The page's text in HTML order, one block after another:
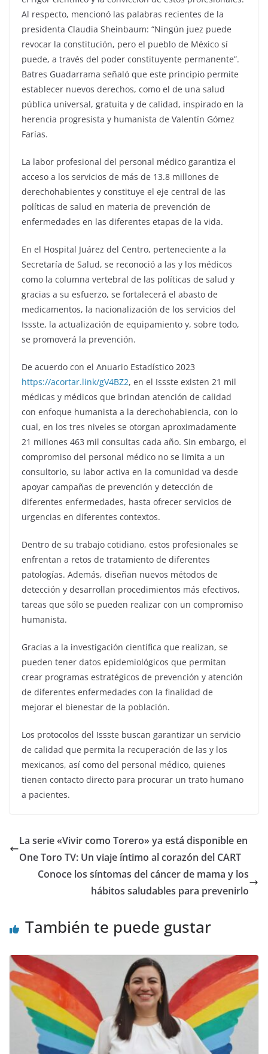
Al respecto, mencionó las palabras recientes de la
presidenta Claudia Sheinbaum: “Ningún juez puede
revocar la constitución, pero el pueblo de México sí
puede, a través del poder constituyente permanente”.
Batres Guadarrama señaló que este principio permite
establecer nuevos derechos, como el de una salud
pública universal, gratuita y de calidad, inspirado en la
herencia progresista y humanista de Valentín Gómez
Farías.
La labor profesional del personal médico garantiza el
acceso a los servicios de más de 13.8 millones de
derechohabientes y constituye el eje central de las
políticas de salud en materia de prevención de
enfermedades en las diferentes etapas de la vida.
En el Hospital Juárez del Centro, perteneciente a la
Secretaría de Salud, se reconoció a las y los médicos
como la columna vertebral de las políticas de salud y
gracias a su esfuerzo, se fortalecerá el abasto de
medicamentos, la nacionalización de los servicios del
Issste, la actualización de equipamiento y, sobre todo,
se promoverá la prevención.
De acuerdo con el Anuario Estadístico 2023
https://acortar.link/gV4BZ2, en el Issste existen 21 mil
médicas y médicos que brindan atención de calidad
con enfoque humanista a la derechohabiencia, con lo
cual, en los tres niveles se otorgan aproximadamente
21 millones 463 mil consultas cada año. Sin embargo, el
compromiso del personal médico no se limita a un
consultorio, su labor activa en la comunidad va desde
apoyar campañas de prevención y detección de
diferentes enfermedades, hasta ofrecer servicios de
urgencias en diferentes contextos.
Dentro de su trabajo cotidiano, estos profesionales se
enfrentan a retos de tratamiento de diferentes
patologías. Además, diseñan nuevos métodos de
detección y desarrollan procedimientos más efectivos,
tareas que sólo se pueden realizar con un compromiso
humanista.
Gracias a la investigación científica que realizan, se
pueden tener datos epidemiológicos que permitan
crear programas estratégicos de prevención y atención
de diferentes enfermedades con la finalidad de
mejorar el bienestar de la población.
Los protocolos del Issste buscan garantizar un servicio
de calidad que permita la recuperación de las y los
mexicanos, así como del personal médico, quienes
tienen contacto directo para procurar un trato humano
a pacientes.
La serie «Vivir como Torero» ya está disponible en
One Toro TV: Un viaje íntimo al corazón del CART
Conoce los síntomas del cáncer de mama y los
hábitos saludables para prevenirlo
También te puede gustar